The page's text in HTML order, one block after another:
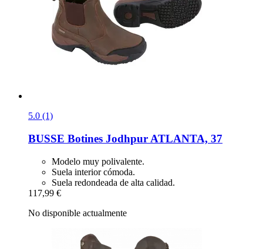
5.0 (1)
BUSSE Botines Jodhpur ATLANTA, 37
Modelo muy polivalente.
Suela interior cómoda.
Suela redondeada de alta calidad.
117,99 €
No disponible actualmente